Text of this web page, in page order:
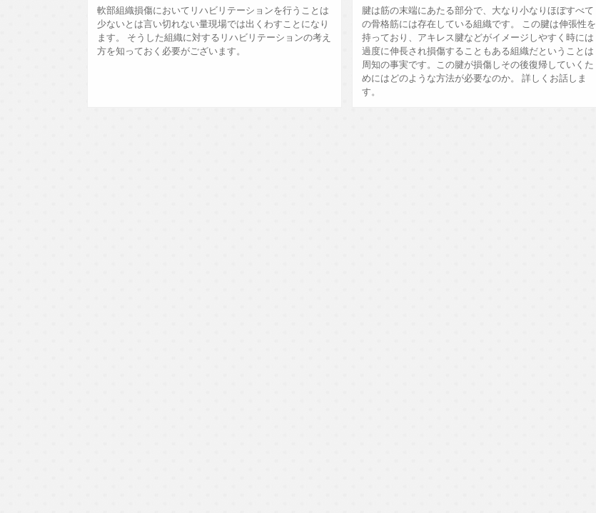
軟部組織損傷においてリハビリテーションを行うことは
少ないとは言い切れない量現場では出くわすことになり
ます。 そうした組織に対するリハビリテーションの考え
方を知っておく必要がございます。
腱は筋の末端にあたる部分で、大なり小なりほぼすべて
の骨格筋には存在している組織です。 この腱は伸張性を
持っており、アキレス腱などがイメージしやすく時には
過度に伸長され損傷することもある組織だということは
周知の事実です。この腱が損傷しその後復帰していくた
めにはどのような方法が必要なのか。 詳しくお話しま
す。